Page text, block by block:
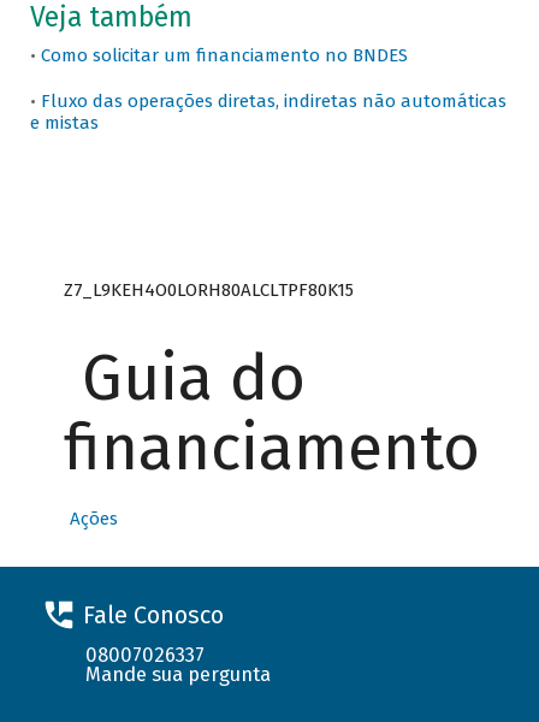
Veja também
• Como solicitar um financiamento no BNDES
• Fluxo das operações diretas, indiretas não automáticas
e mistas
Z7_L9KEH4O0LORH80ALCLTPF80K15
Guia do
financiamento
Ações
Fale Conosco
08007026337
Mande sua pergunta